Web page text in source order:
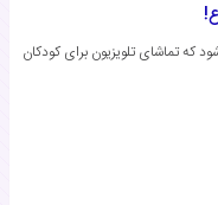
که تماشای تلویزیون برای کودکان